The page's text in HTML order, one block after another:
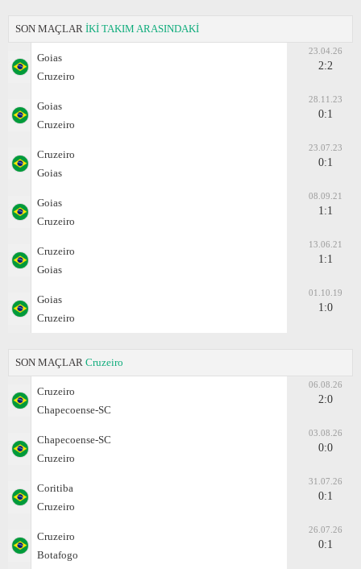
SON MAÇLAR İKİ TAKIM ARASINDAKİ
Goias
Cruzeiro
23.04.26
2:2
Goias
Cruzeiro
28.11.23
0:1
Cruzeiro
Goias
23.07.23
0:1
Goias
Cruzeiro
08.09.21
1:1
Cruzeiro
Goias
13.06.21
1:1
Goias
Cruzeiro
01.10.19
1:0
SON MAÇLAR Cruzeiro
Cruzeiro
Chapecoense-SC
06.08.26
2:0
Chapecoense-SC
Cruzeiro
03.08.26
0:0
Coritiba
Cruzeiro
31.07.26
0:1
Cruzeiro
Botafogo
26.07.26
0:1